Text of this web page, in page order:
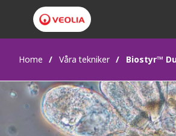
Home Våra tekniker Biostyr™